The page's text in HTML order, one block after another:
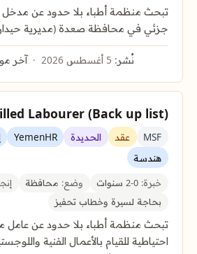
تبحث منظمة أطباء بلا حدود عن مدخل
جزئي في محافظة صعدة (مديرية
نُشر: آخر
Labourer (Back up list)
MSF عقد الحديدة YemenHR
هندسة
خبرة: وضع: محافظة
بحاجة لسيرة وخطاب تحفيز
تبحث منظمة أطباء بلا حدود عن
احتياطية للقيام بالأعمال الفنية